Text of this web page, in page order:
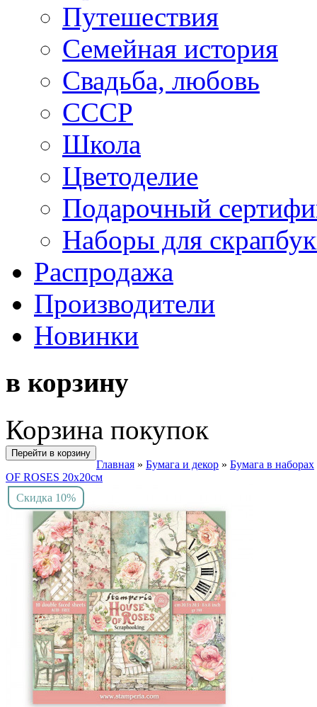
Путешествия
Семейная история
Свадьба, любовь
СССР
Школа
Цветоделие
Подарочный
Наборы для
Распродажа
Производители
Новинки
в корзину
Корзина покупок
Перейти в корзину
Главная » Бумага и декор » Бумага в наборах
OF ROSES 20х20см
Скидка 10%